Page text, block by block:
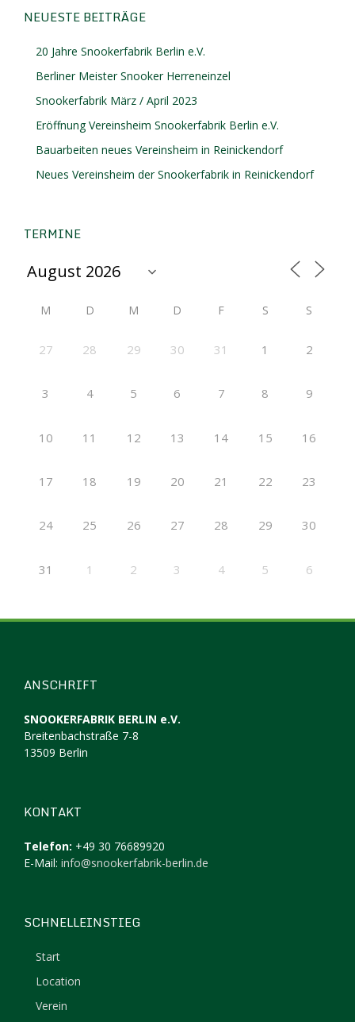
NEUESTE BEITRÄGE
20 Jahre Snookerfabrik Berlin e.V.
Berliner Meister Snooker Herreneinzel
Snookerfabrik März / April 2023
Eröffnung Vereinsheim Snookerfabrik Berlin e.V.
Bauarbeiten neues Vereinsheim in Reinickendorf
Neues Vereinsheim der Snookerfabrik in Reinickendorf
TERMINE
M D M D F S S
27 28 29 30 31 1 2
3 4 5 6 7 8 9
10 11 12 13 14 15 16
17 18 19 20 21 22 23
24 25 26 27 28 29 30
31 1 2 3 4 5 6
ANSCHRIFT
SNOOKERFABRIK BERLIN e.V.
Breitenbachstraße 7-8
13509 Berlin
KONTAKT
Telefon: +49 30 76689920
E-Mail: info@snookerfabrik-berlin.de
SCHNELLEINSTIEG
Start
Location
Verein